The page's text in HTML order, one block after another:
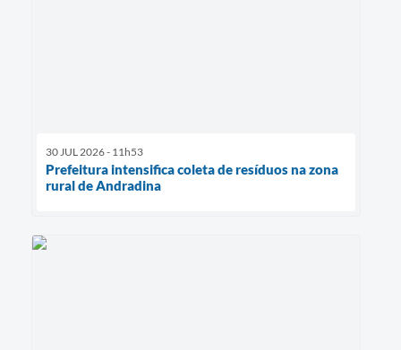
30 JUL 2026 - 11h53
Prefeitura intensifica coleta de resíduos na zona
rural de Andradina